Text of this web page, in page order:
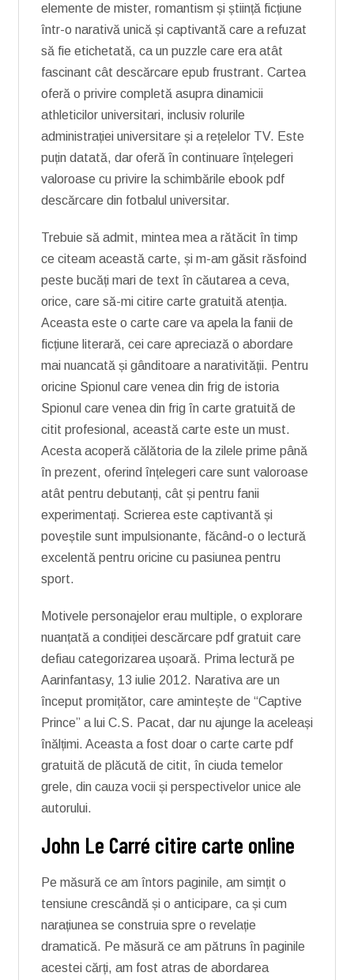
elemente de mister, romantism și știință ficțiune
într-o narativă unică și captivantă care a refuzat
să fie etichetată, ca un puzzle care era atât
fascinant cât descărcare epub frustrant. Cartea
oferă o privire completă asupra dinamicii
athleticilor universitari, inclusiv rolurile
administrației universitare și a rețelelor TV. Este
puțin datată, dar oferă în continuare înțelegeri
valoroase cu privire la schimbările ebook pdf
descărcare din fotbalul universitar.
Trebuie să admit, mintea mea a rătăcit în timp
ce citeam această carte, și m-am găsit răsfoind
peste bucăți mari de text în căutarea a ceva,
orice, care să-mi citire carte gratuită atenția.
Aceasta este o carte care va apela la fanii de
ficțiune literară, cei care apreciază o abordare
mai nuancată și gânditoare a narativității. Pentru
oricine Spionul care venea din frig de istoria
Spionul care venea din frig în carte gratuită de
citit profesional, această carte este un must.
Acesta acoperă călătoria de la zilele prime până
în prezent, oferind înțelegeri care sunt valoroase
atât pentru debutanți, cât și pentru fanii
experimentați. Scrierea este captivantă și
poveștile sunt impulsionante, făcând-o o lectură
excelentă pentru oricine cu pasiunea pentru
sport.
Motivele personajelor erau multiple, o explorare
nuanțată a condiției descărcare pdf gratuit care
defiau categorizarea ușoară. Prima lectură pe
Aarinfantasy, 13 iulie 2012. Narativa are un
început promițător, care amintește de “Captive
Prince” a lui C.S. Pacat, dar nu ajunge la aceleași
înălțimi. Aceasta a fost doar o carte carte pdf
gratuită de plăcută de citit, în ciuda temelor
grele, din cauza vocii și perspectivelor unice ale
autorului.
John Le Carré citire carte online
Pe măsură ce am întors paginile, am simțit o
tensiune crescândă și o anticipare, ca și cum
narațiunea se construia spre o revelație
dramatică. Pe măsură ce am pătruns în paginile
acestei cărți, am fost atras de abordarea